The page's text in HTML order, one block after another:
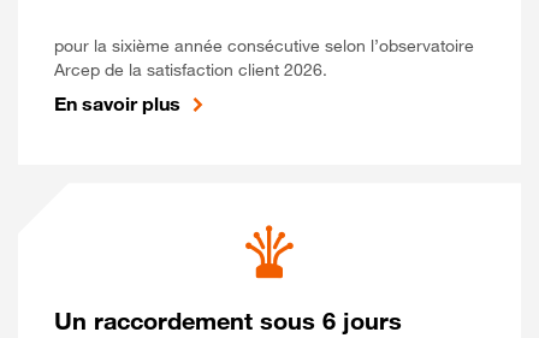
pour la sixième année consécutive selon l’observatoire
Arcep de la satisfaction client 2026.
En savoir plus
Un raccordement sous 6 jours